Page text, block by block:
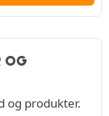
OG
og produkter.